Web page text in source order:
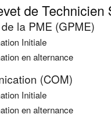
de Technicien
la PME (GPME)
Initiale
en alternance
(COM)
Initiale
en alternance